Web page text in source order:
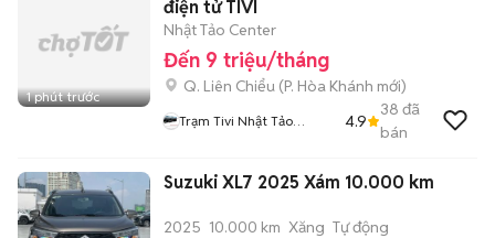
1 phút trước
điện tử TIVI
Nhật Tảo Center
Đến 9 triệu/tháng
Q. Liên Chiểu (P. Hòa Khánh mới)
Trạm Tivi Nhật Tảo
4.9
38 đã
bán
Suzuki XL7 2025 Xám 10.000 km
2025 10.000 km Xăng Tự động